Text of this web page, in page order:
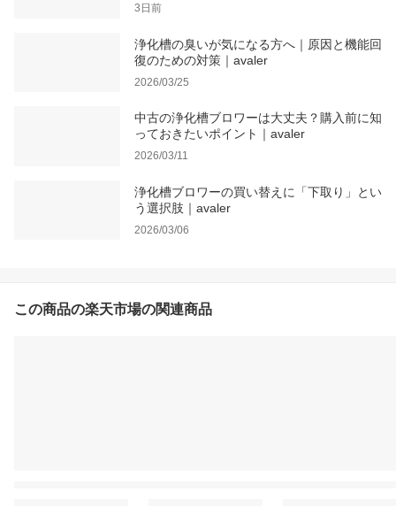
3日前
浄化槽の臭いが気になる方へ｜原因と機能回
復のための対策｜avaler
2026/03/25
中古の浄化槽ブロワーは大丈夫？購入前に知
っておきたいポイント｜avaler
2026/03/11
浄化槽ブロワーの買い替えに「下取り」とい
う選択肢｜avaler
2026/03/06
この商品の楽天市場の関連商品